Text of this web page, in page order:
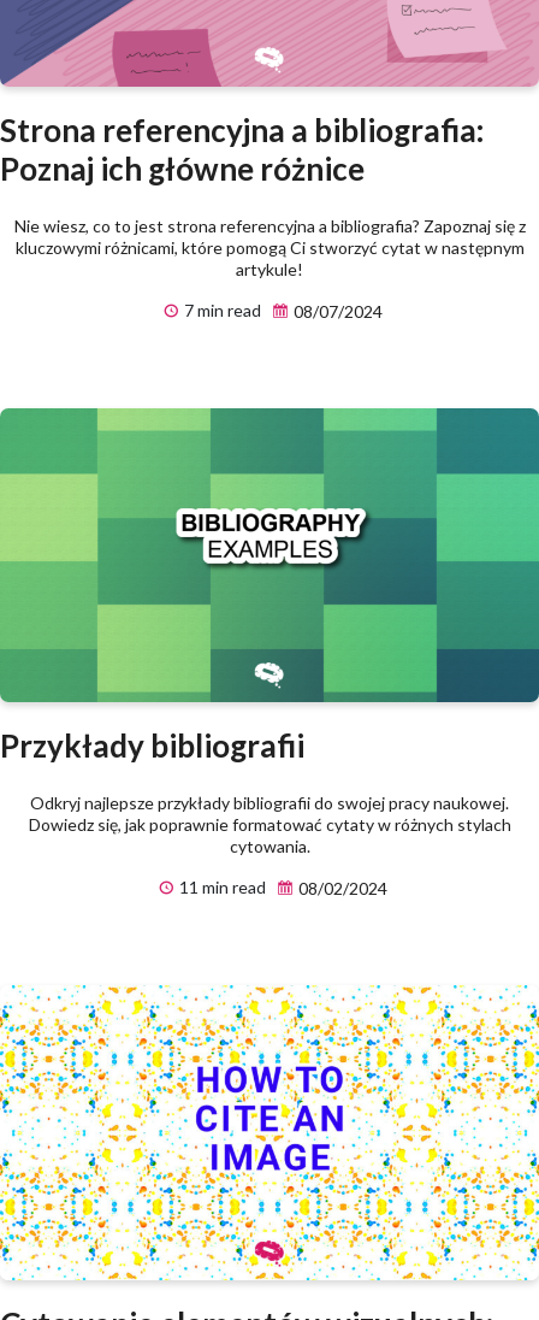
Strona referencyjna a bibliografia:
Poznaj ich główne różnice
Nie wiesz, co to jest strona referencyjna a bibliografia? Zapoznaj się z
kluczowymi różnicami, które pomogą Ci stworzyć cytat w następnym
artykule!
7 min read
08/07/2024
Przykłady bibliografii
Odkryj najlepsze przykłady bibliografii do swojej pracy naukowej.
Dowiedz się, jak poprawnie formatować cytaty w różnych stylach
cytowania.
11 min read
08/02/2024